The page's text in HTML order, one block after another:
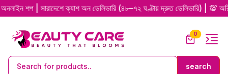
| সারাদেশে ক্যাশ অন ডেলিভারি (৪৮–৭২ ঘণ্টায় দ্রুত ডেলিভারি) | 💯
0 unread